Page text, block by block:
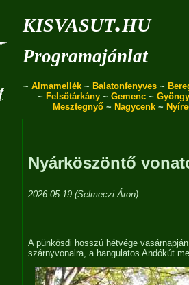
kisvasut.hu
Programajánlat
~ Almamellék~ Balatonfenyves~
~ Felsőtárkány ~ Gemenc ~
Mesztegnyő~ Nagycenk~
Nyárköszöntő
2026.05.19 (Selmeczi Áron)
A pünkösdi hosszú hétvége
szárnyvonalra, a hangulatos Andókút